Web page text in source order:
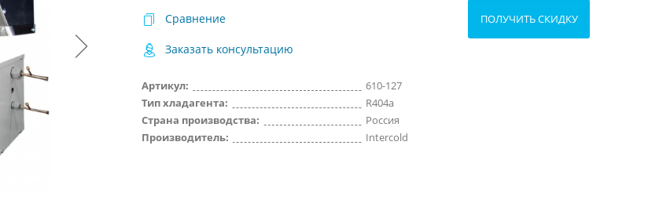
Сравнение
Заказать консультацию
Артикул:
610-127
Тип хладагента:
R404a
Страна производства:
Россия
Производитель:
Intercold
ПОЛУЧИТЬ СКИДКУ